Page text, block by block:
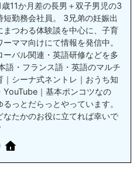
11か月差の長男＋双子男児の3
短勤務会社員。 3兄弟の妊娠出
まつわる体験談を中心に、子育
ママ向けにて情報を発信中。
ーバル関連・英語研修などを多
語・フランス語・英語のマルチ
｜シーナ式ネントレ｜おうち知
YouTube｜基本ポンコツなの
っとだらっとやっています。
なたかのお役に立てれば幸いで